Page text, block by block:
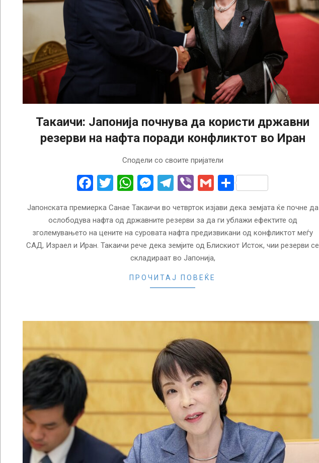
Такаичи: Јапонија почнува да користи државни
резерви на нафта поради конфликтот во Иран
Сподели со своите пријатели
Facebook
Twitter
WhatsApp
Messenger
Telegram
ViberGmailShare
Јапонската премиерка Санае Такаичи во четврток изјави дека земјата ќе почне да
ослободува нафта од државните резерви за да ги ублажи ефектите од
зголемувањето на цените на суровата нафта предизвикани од конфликтот меѓу
САД, Израел и Иран. Такаичи рече дека земјите од Блискиот Исток, чии резерви се
складираат во Јапонија,
ПРОЧИТАЈ ПОВЕЌЕ